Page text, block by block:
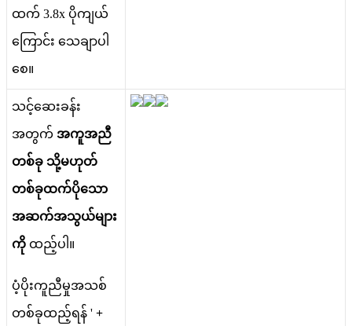
ထက 3.8x ပကယ
ကင သခပ
စ။
သငဆခန
အတက အကအည
တစခ သမဟတ
တစခထကပသ
အဆကအသယမ
က ထညပ ။
ပပကညမအသစ
တစခထညရန ' +